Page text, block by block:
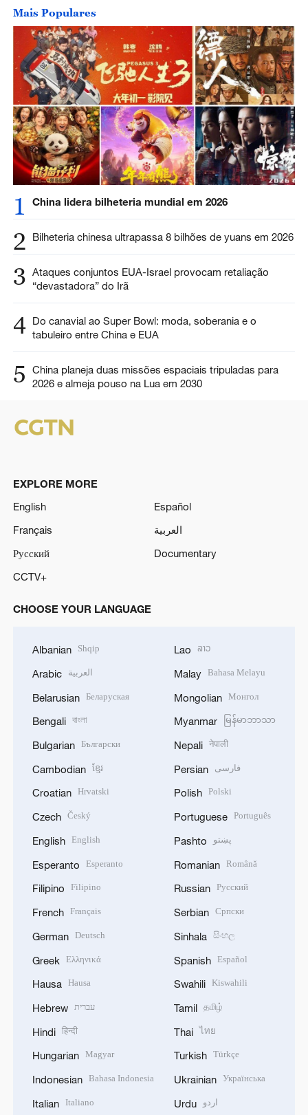
Mais Populares
1 China lidera bilheteria mundial em 2026
2 Bilheteria chinesa ultrapassa 8 bilhões de yuans em 2026
3 Ataques conjuntos EUA-Israel provocam retaliação
“devastadora” do Irã
4 Do canavial ao Super Bowl: moda, soberania e o
tabuleiro entre China e EUA
5
China planeja duas missões espaciais tripuladas para
2026 e almeja pouso na Lua em 2030
EXPLORE MORE
English
Español
Français
العربية
Русский
Documentary
CCTV+
CHOOSE YOUR LANGUAGE
Albanian Shqip
Arabic العربية
Belarusian Беларуская
Bengali বাংলা
Bulgarian Български
Cambodian ខ្មែរ
Croatian Hrvatski
Czech Český
English English
Esperanto Esperanto
Filipino Filipino
French Français
German Deutsch
Greek Ελληνικά
Hausa Hausa
Hebrew עברית
Hindi हिन्दी
Hungarian Magyar
Indonesian Bahasa Indonesia
Italian Italiano
Lao ລາວ
Malay Bahasa Melayu
Mongolian Монгол
Myanmar မြန်မာဘာသာ
Nepali नेपाली
Persian فارسی
Polish Polski
Portuguese Português
Pashto پښتو
Romanian Română
Russian Русский
Serbian Српски
Sinhala සිංහල
Spanish Español
Swahili Kiswahili
Tamil தமிழ்
Thai ไทย
Turkish Türkçe
Ukrainian Українська
Urdu اردو